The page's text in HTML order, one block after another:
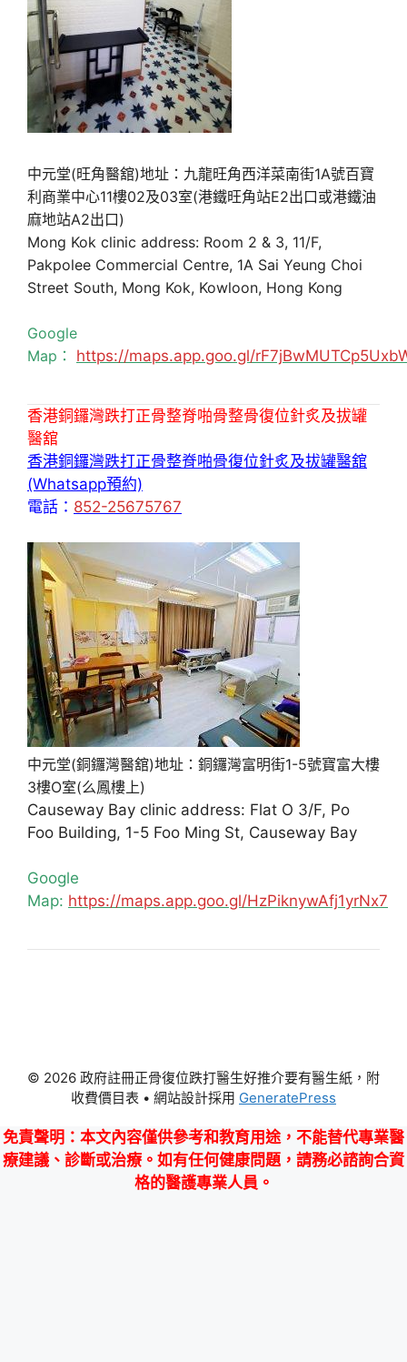
中元堂(旺角醫舘)地址：九龍旺角西洋菜南街1A號百寶
利商業中心11樓02及03室(港鐵旺角站E2出口或港鐵油
麻地站A2出口)
Mong Kok clinic address: Room 2 & 3, 11/F,
Pakpolee Commercial Centre, 1A Sai Yeung Choi
Street South, Mong Kok, Kowloon, Hong Kong
Google
Map： https://maps.app.goo.gl/
香港銅鑼灣跌打正骨整脊啪骨整骨復位針炙及拔罐
醫舘
香港銅鑼灣跌打正骨整脊啪骨復位針炙及拔罐醫舘
(Whatsapp預約)
電話： 852-25675767
中元堂(銅鑼灣醫舘)地址：銅鑼灣富明街1-5號寶富大樓
3樓O室(么鳳樓上)
Causeway Bay clinic address: Flat O 3/F, Po
Foo Building, 1-5 Foo Ming St, Causeway Bay
Google
Map: https://maps.app.goo.gl/HzPiknywAfj1yrNx7
© 2026 政府註冊正骨復位跌打醫生好推介要有醫生紙，附
收費價目表 • 網站設計採用 GeneratePress
免責聲明 ：本文內容僅供參考和教育用途，不能替代專業醫
療建議、診斷或治療。如有任何健康問題，請務必諮詢合資
格的醫護專業人員。